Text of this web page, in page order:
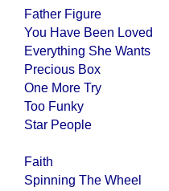
Father Figure
You Have Been Loved
Everything She Wants
Precious Box
One More Try
Too Funky
Star People
Faith
Spinning The Wheel